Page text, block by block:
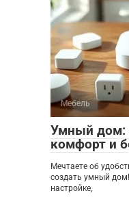
Мебель
Умный дом:
комфорт и
Мечтаете об
создать умный
настройке,